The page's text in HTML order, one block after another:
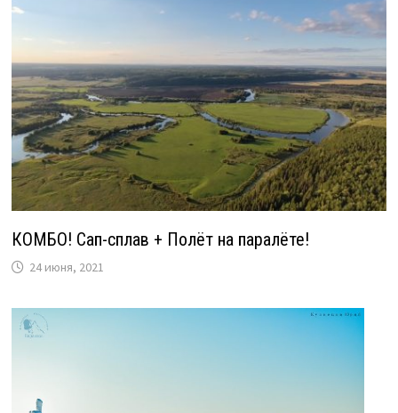
КОМБО! Сап-сплав + Полёт на паралёте!
24 июня, 2021